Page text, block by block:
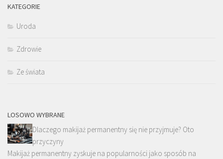
KATEGORIE
Uroda
Zdrowie
Ze świata
LOSOWO WYBRANE
Dlaczego makijaż permanentny się nie przyjmuje? Oto
przyczyny
Makijaż permanentny zyskuje na popularności jako sposób na